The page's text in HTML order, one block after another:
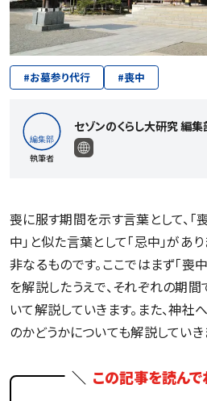
#お墓参り代行 #喪中
執筆者
セゾンのくらし大研究 編集
記事一覧を
喪に服す期間を示す言葉として、「
中」と似た言葉として「忌中」があ
非なるものです。ここではまず「喪
を解説したうえで、それぞれの期
いて解説していきます。また、神
のかどうかについても解説していき
この記事を読んで